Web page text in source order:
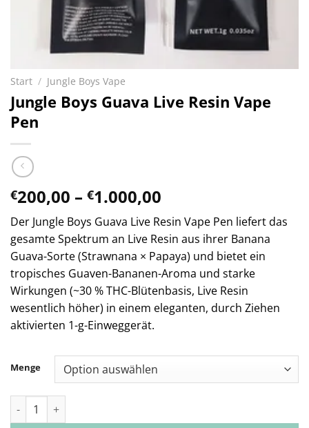
Start / Jungle Boys Vape
Jungle Boys Guava Live Resin Vape
Pen
€200,00 – €1.000,00
€200,00
bis
€1.000,00
Der Jungle Boys Guava Live Resin Vape Pen liefert das
gesamte Spektrum an Live Resin aus ihrer Banana
Guava-Sorte (Strawnana × Papaya) und bietet ein
tropisches Guaven-Bananen-Aroma und starke
Wirkungen (~30 % THC-Blütenbasis, Live Resin
wesentlich höher) in einem eleganten, durch Ziehen
aktivierten 1-g-Einweggerät.
Menge
Jungle Boys Guava Live Resin Vape Pen Menge